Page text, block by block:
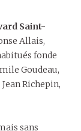
Saint-
Allais,
fonde
Goudeau,
Richepin,
sans